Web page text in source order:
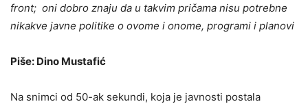
front; oni dobro znaju da u takvim pričama nisu potrebne
nikakve javne politike o ovome i onome, programi i planovi
Piše: Dino Mustafić
Na snimci od 50-ak sekundi, koja je javnosti postala